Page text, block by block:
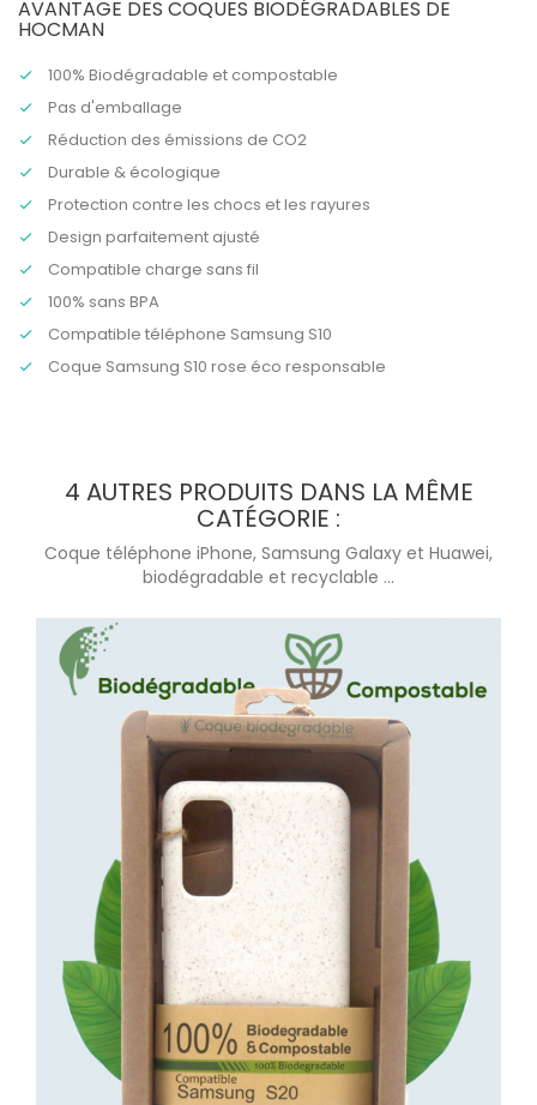
AVANTAGE DES COQUES BIODÉGRADABLES DE
HOCMAN
100% Biodégradable et compostable
Pas d'emballage
Réduction des émissions de CO2
Durable & écologique
Protection contre les chocs et les rayures
Design parfaitement ajusté
Compatible charge sans fil
100% sans BPA
Compatible téléphone Samsung S10
Coque Samsung S10 rose éco responsable
4 AUTRES PRODUITS DANS LA MÊME
CATÉGORIE :
Coque téléphone iPhone, Samsung Galaxy et Huawei,
biodégradable et recyclable ...